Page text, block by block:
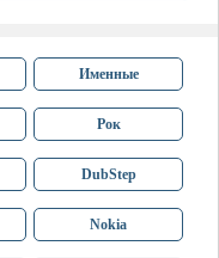
Именные
Рок
DubStep
Nokia